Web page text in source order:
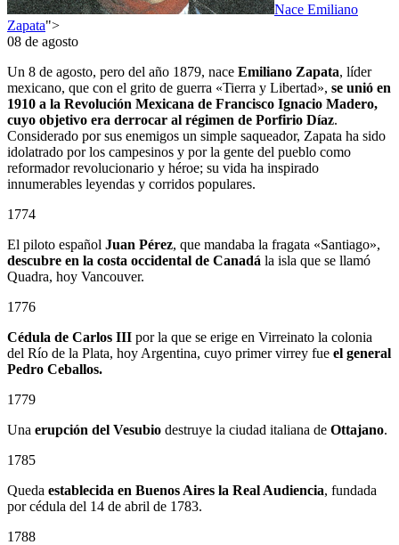
Nace Emiliano
Zapata">
08 de agosto
Un 8 de agosto, pero del año 1879, nace Emiliano Zapata, líder
mexicano, que con el grito de guerra «Tierra y Libertad», se unió en
1910 a la Revolución Mexicana de Francisco Ignacio Madero,
cuyo objetivo era derrocar al régimen de Porfirio Díaz.
Considerado por sus enemigos un simple saqueador, Zapata ha sido
idolatrado por los campesinos y por la gente del pueblo como
reformador revolucionario y héroe; su vida ha inspirado
innumerables leyendas y corridos populares.
1774
El piloto español Juan Pérez, que mandaba la fragata «Santiago»,
descubre en la costa occidental de Canadá la isla que se llamó
Quadra, hoy Vancouver.
1776
Cédula de Carlos III por la que se erige en Virreinato la colonia
del Río de la Plata, hoy Argentina, cuyo primer virrey fue el general
Pedro Ceballos.
1779
Una erupción del Vesubio destruye la ciudad italiana de Ottajano.
1785
Queda establecida en Buenos Aires la Real Audiencia, fundada
por cédula del 14 de abril de 1783.
1788